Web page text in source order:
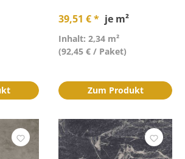
39,51 € * je m²
Inhalt: 2,34 m²
(92,45 € / Paket)
Zum Produkt